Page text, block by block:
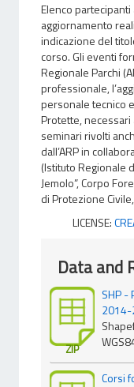
Elenco
aggiornamento
indicazione del
corso. Gli eventi
Regionale Parchi
professionale,
personale tecnico
Protette,
seminari rivolti
dall’ARP in
(Istituto Regionale
Jemolo”, Corpo
di Protezione
LICENSE:
Data and
ZIP
SHP -
Corsi